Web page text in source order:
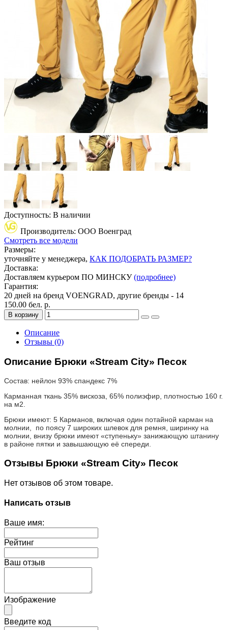
Доступность: В наличии
Производитель: ООО Военград
Смотреть все модели
Размеры:
уточняйте у менеджера, КАК ПОДОБРАТЬ РАЗМЕР?
Доставка:
Доставляем курьером ПО МИНСКУ(подробнее)
Гарантия:
20 дней на бренд VOENGRAD, другие бренды - 14
150.00 бел. р.
В корзину
Описание
Отзывы (0)
Описание Брюки «Stream City» Песок
Состав: нейлон 93% спандекс 7%
Карманная ткань 35% вискоза, 65% полиэфир, плотностью 160 г.
на м2.
Брюки имеют: 5 Карманов, включая один потайной карман на
молнии, по поясу 7 широких шлевок для ремня, ширинку на
молнии, внизу брюки имеют «ступеньку» занижающую штанину
в районе пятки и завышающую её спереди.
Отзывы Брюки «Stream City» Песок
Нет отзывов об этом товаре.
Написать отзыв
Ваше имя:
Рейтинг
Ваш отзыв
Изображение
Введите код